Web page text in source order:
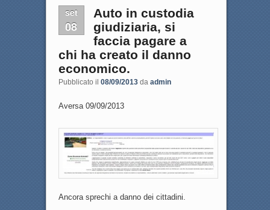
set
08
Auto in custodia
giudiziaria, si
faccia pagare a
chi ha creato il danno
economico.
Pubblicato il 08/09/2013 da admin
Aversa 09/09/2013
Ancora sprechi a danno dei cittadini.